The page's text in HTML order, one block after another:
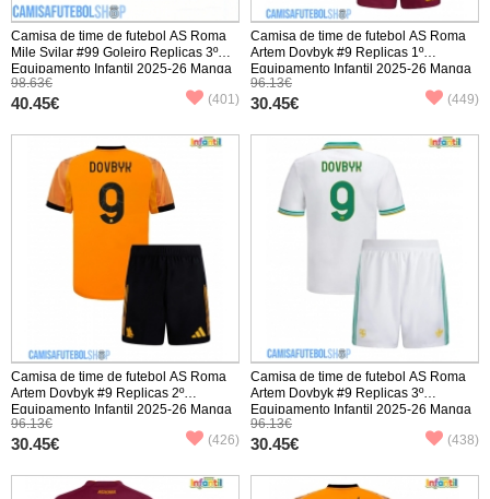
Camisa de time de futebol AS Roma
Mile Svilar #99 Goleiro Replicas 3º
Equipamento Infantil 2025-26 Manga
Comprida (+ Calças curtas)
98.63€
40.45€ (401)
Camisa de time de futebol AS Roma
Artem Dovbyk #9 Replicas 1º
Equipamento Infantil 2025-26 Manga
Curta (+ Calças curtas)
96.13€
30.45€ (449)
Camisa de time de futebol AS Roma
Artem Dovbyk #9 Replicas 2º
Equipamento Infantil 2025-26 Manga
Curta (+ Calças curtas)
96.13€
30.45€ (426)
Camisa de time de futebol AS Roma
Artem Dovbyk #9 Replicas 3º
Equipamento Infantil 2025-26 Manga
Curta (+ Calças curtas)
96.13€
30.45€ (438)